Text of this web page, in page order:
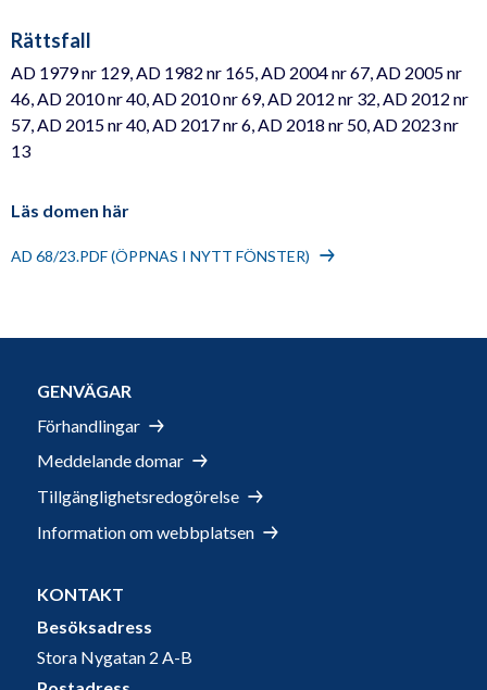
Rättsfall
AD 1979 nr 129, AD 1982 nr 165, AD 2004 nr 67, AD 2005 nr
46, AD 2010 nr 40, AD 2010 nr 69, AD 2012 nr 32, AD 2012 nr
57, AD 2015 nr 40, AD 2017 nr 6, AD 2018 nr 50, AD 2023 nr
13
Läs domen här
AD 68/23.PDF (ÖPPNAS I NYTT FÖNSTER)
GENVÄGAR
Förhandlingar
Meddelande domar
Tillgänglighetsredogörelse
Information om webbplatsen
KONTAKT
Besöksadress
Stora Nygatan 2 A-B